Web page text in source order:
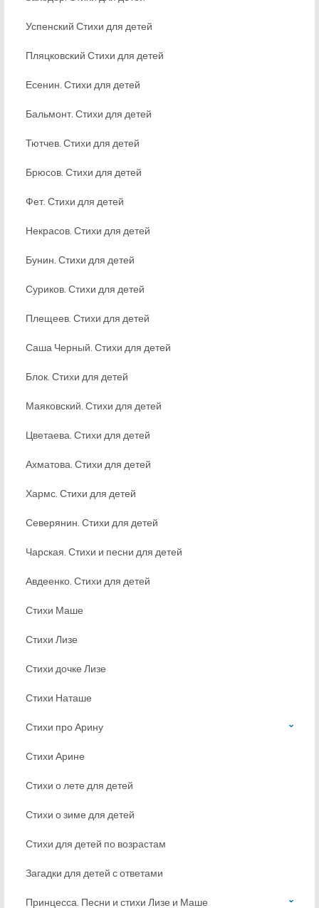
Успенский Стихи для детей
Пляцковский Стихи для детей
Есенин. Стихи для детей
Бальмонт. Стихи для детей
Тютчев. Стихи для детей
Брюсов. Стихи для детей
Фет. Стихи для детей
Некрасов. Стихи для детей
Бунин. Стихи для детей
Суриков. Стихи для детей
Плещеев. Стихи для детей
Саша Черный. Стихи для детей
Блок. Стихи для детей
Маяковский. Стихи для детей
Цветаева. Стихи для детей
Ахматова. Стихи для детей
Хармс. Стихи для детей
Северянин. Стихи для детей
Чарская. Стихи и песни для детей
Авдеенко. Стихи для детей
Стихи Маше
Стихи Лизе
Стихи дочке Лизе
Стихи Наташе
Стихи про Арину
Стихи Арине
Стихи о лете для детей
Стихи о зиме для детей
Стихи для детей по возрастам
Загадки для детей с ответами
Принцесса. Песни и стихи Лизе и Маше